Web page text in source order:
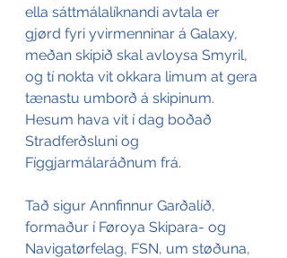
ella sáttmálalíknandi avtala er
gjørd fyri yvirmenninar á Galaxy,
meðan skipið skal avloysa Smyril,
og tí nokta vit okkara limum at gera
tænastu umborð á skipinum.
Hesum hava vit í dag boðað
Stradferðsluni og
Fíggjarmálaráðnum frá.
Tað sigur Annfinnur Garðalíð,
formaður í Føroya Skipara- og
Navigatørfelag, FSN, um støðuna,